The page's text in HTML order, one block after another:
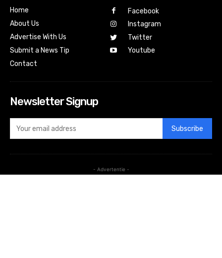
Home
About Us
Advertise With Us
Submit a News Tip
Contact
Facebook
Instagram
Twitter
Youtube
Newsletter Signup
Subscribe
- Advertentie -